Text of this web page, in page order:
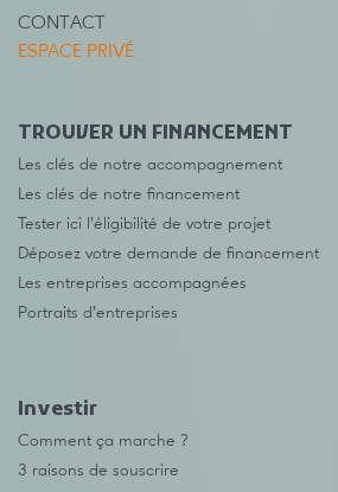
CONTACT
ESPACE PRIVÉ
TROUVER UN FINANCEMENT
Les clés de notre accompagnement
Les clés de notre financement
Tester ici l’éligibilité de votre projet
Déposez votre demande de financement
Les entreprises accompagnées
Portraits d’entreprises
Investir
Comment ça marche ?
3 raisons de souscrire